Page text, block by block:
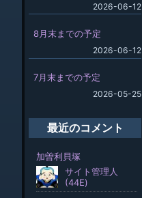
2026-06-12
8月末までの予定
2026-06-12
7月末までの予定
2026-05-25
最近のコメント